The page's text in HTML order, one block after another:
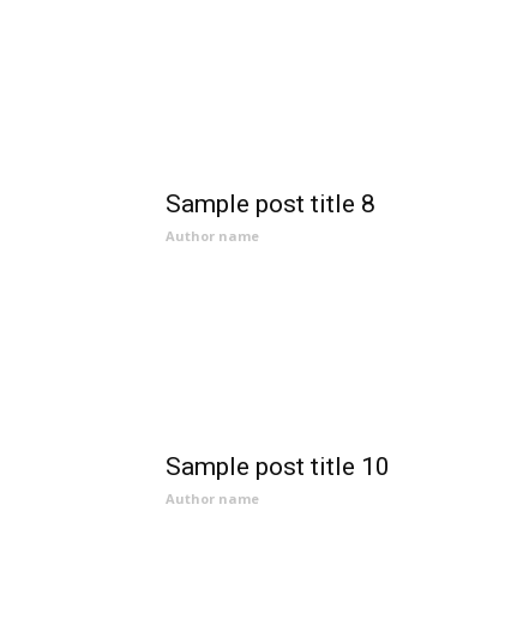
Sample post title 8
Author name
Sample post title 10
Author name